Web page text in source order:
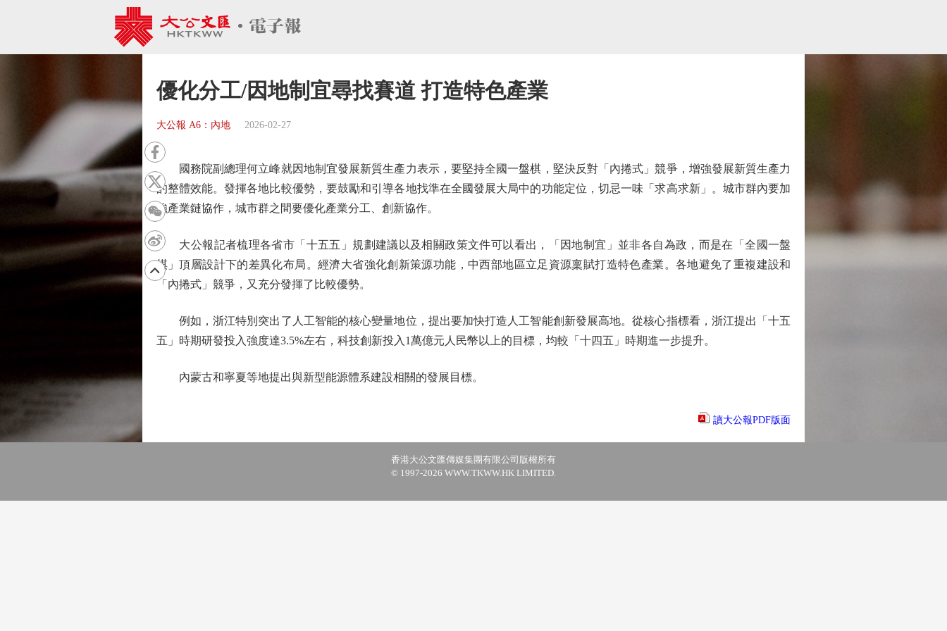
優化分工/因地制宜尋找賽道 打造特色產業
大公報 A6：內地 2026-02-27
國務院副總理何立峰就因地制宜發展新質生產力表示，要堅持全國一盤棋，堅決反對「內捲式」競爭，增強發展新質生產力
的整體效能。發揮各地比較優勢，要鼓勵和引導各地找準在全國發展大局中的功能定位，切忌一味「求高求新」。城市群內要加
強產業鏈協作，城市群之間要優化產業分工、創新協作。
大公報記者梳理各省市「十五五」規劃建議以及相關政策文件可以看出，「因地制宜」並非各自為政，而是在「全國一盤
棋」頂層設計下的差異化布局。經濟大省強化創新策源功能，中西部地區立足資源稟賦打造特色產業。各地避免了重複建設和
「內捲式」競爭，又充分發揮了比較優勢。
例如，浙江特別突出了人工智能的核心變量地位，提出要加快打造人工智能創新發展高地。從核心指標看，浙江提出「十五
五」時期研發投入強度達3.5%左右，科技創新投入1萬億元人民幣以上的目標，均較「十四五」時期進一步提升。
內蒙古和寧夏等地提出與新型能源體系建設相關的發展目標。
讀大公報PDF版面
香港大公文匯傳媒集團有限公司版權所有
© 1997-2026 WWW.TKWW.HK LIMITED.